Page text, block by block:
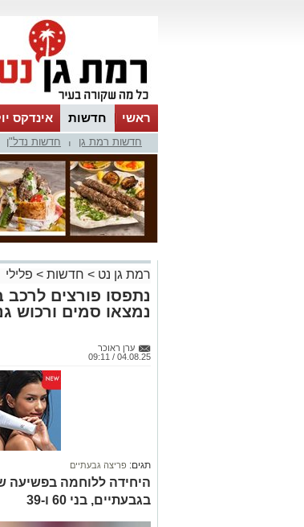
ראשי חדשות אינדקס
ווטסאפ
חדשות רמת גן חדשות נדל"ן
רמת גן נט > חדשות > פלילי
נתפסו פורצים לרכב
נמצאו סמים ורכוש
ערן ראוכר
04.08.25 / 09:11
תגים: פריצה גבעתיים
היחידה ללוחמה בפשיעה
בגבעתיים, בני 60 ו-39